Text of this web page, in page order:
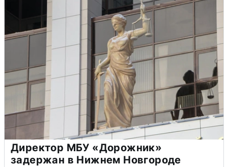
Директор МБУ «Дорожник»
задержан в Нижнем Новгороде